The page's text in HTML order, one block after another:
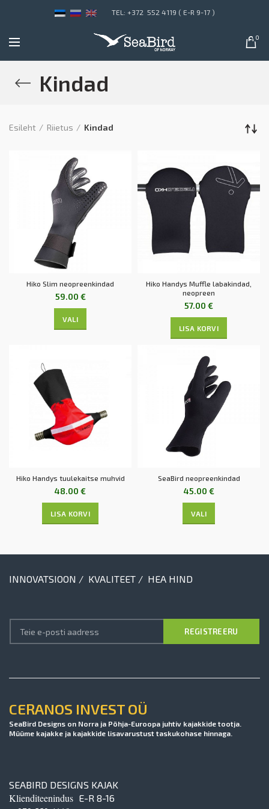
TEL: +372 552 4119 ( E-R 9-17 )
0
Kindad
Esileht Riietus Kindad
Hiko Slim neopreenkindad
59.00 €
VALI
Hiko Handys Muffle labakindad,
neopreen
57.00 €
LISA KORVI
Hiko Handys tuulekaitse muhvid
48.00 €
LISA KORVI
SeaBird neopreenkindad
45.00 €
VALI
INNOVATSIOON / KVALITEET / HEA HIND
CERANOS INVEST OÜ
SeaBird Designs on Norra ja Põhja-Euroopa juhtiv kajakkide tootja.
Müüme kajakke ja kajakkide lisavarustust taskukohase hinnaga.
SEABIRD DESIGNS KAJAK
Klienditeenindus E-R 8-16